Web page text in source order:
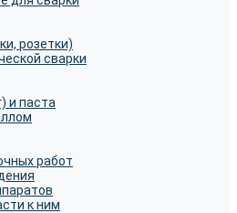
розетки)
сварки
и паста
работ
к ним